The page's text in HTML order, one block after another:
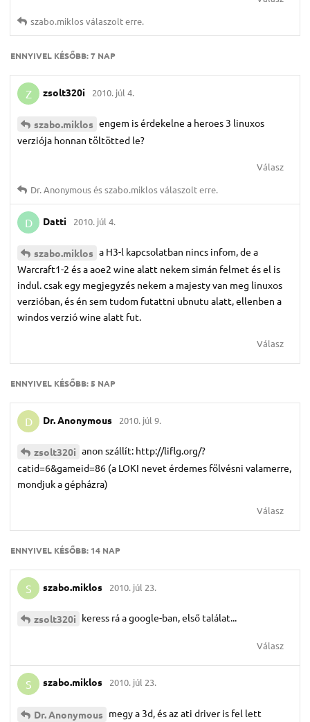
szabo.​miklosválaszolt erre.
ENNYIVEL KÉSŐBB:7 NAP
Z zsolt320i 2010. júl 4.
szabo.​miklos engem is érdekelne a heroes 3 linuxos
verziója honnan töltötted le?
Válasz
Dr.​ Anonymousésszabo.​miklosválaszolt erre.
D Datti 2010. júl 4.
szabo.​miklos a H3-l kapcsolatban nincs infom, de a
Warcraft1-2 és a aoe2 wine alatt nekem simán felmet és el is
indul. csak egy megjegyzés nekem a majesty van meg linuxos
verzióban, és én sem tudom futattni ubnutu alatt, ellenben a
windos verzió wine alatt fut.
Válasz
ENNYIVEL KÉSŐBB:5 NAP
D Dr.​ Anonymous 2010. júl 9.
zsolt320i anon szállít: http://liflg.org/?
catid=6&gameid=86 (a LOKI nevet érdemes fölvésni valamerre,
mondjuk a gépházra)
Válasz
ENNYIVEL KÉSŐBB: 14 NAP
S szabo.​miklos 2010. júl 23.
zsolt320i keress rá a google-ban, első találat...
Válasz
S szabo.​miklos 2010. júl 23.
Dr.​ Anonymous megy a 3d, és az ati driver is fel lett